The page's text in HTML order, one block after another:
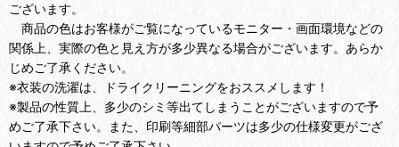
ございます。
商品の色はお客様がご覧になっているモニター・画面環境などの
関係上、実際の色と見え方が多少異なる場合がございます。あらか
じめご了承ください。
※衣装の洗濯は、ドライクリーニングをおススメします！
※製品の性質上、多少のシミ等出てしまうことがございますので予
めご了承下さい。また、印刷等細部パーツは多少の仕様変更がござ